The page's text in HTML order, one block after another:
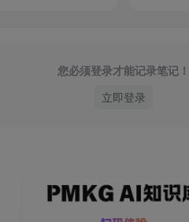
您必须登录才能记录笔记！
立即登录